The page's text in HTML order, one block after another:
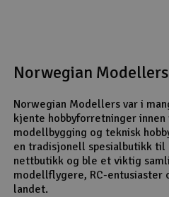
Norwegian
Norwegian Modellers var i
kjente hobbyforretninger
modellbygging og teknisk
en tradisjonell spesialbutikk til
nettbutikk og ble et viktig
modellflygere, RC-entusiaster
landet.